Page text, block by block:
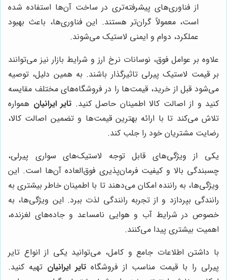
از فناوری‌های پیشرفته‌تری در ساخت آن‌ها استفاده شده
است، معمولاً گران‌تر هستند. این فناوری‌ها، باعث بهبود
عملکرد، دوام و ایمنی لاستیک می‌شوند.
علاوه بر عوامل فوق، نوسانات نرخ ارز و شرایط بازار نیز می‌توانند
بر قیمت لاستیک پیرلی تاثیرگذار باشند. به همین دلیل، توصیه
می‌شود قبل از خرید، قیمت‌ها را در فروشگاه‌های مختلف مقایسه
کنید و از اصالت کالا اطمینان حاصل کنید. تایر ایرانیان همواره
تلاش می‌کند تا با ارائه بهترین قیمت‌ها و تضمین اصالت کالا،
رضایت مشتریان خود را جلب کند.
یکی از ویژگی‌های قابل توجه لاستیک‌های سواری پیرلی،
چسبندگی بالا و کیفیت فرمان‌پذیری فوق‌العاده آن‌ها است. این
ویژگی‌ها، به راننده امکان می‌دهند تا با اطمینان خاطر بیشتری به
رانندگی بپردازد و از تجربه رانندگی لذت ببرد. این ویژگی‌ها، به
خصوص در شرایط آب و هوایی نامساعد و جاده‌های لغزنده،
اهمیت بیشتری پیدا می‌کنند.
با داشتن اطلاعات جامع و کامل، می‌توانید یکی از انواع تایر
پیرلی را با قیمت مناسب از فروشگاه تایر ایرانیان تهیه کنید.